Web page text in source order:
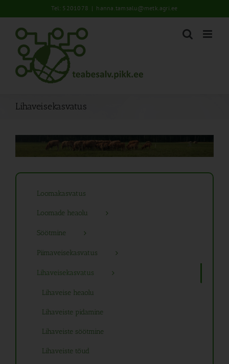
to
content
Tel: 5201078 | hanna.tamsalu@metk.agri.ee
Lihaveisekasvatus
Loomakasvatus
Loomade heaolu
Söötmine
Piimaveisekasvatus
Lihaveisekasvatus
Lihaveise heaolu
Lihaveiste pidamine
Lihaveiste söötmine
Lihaveiste tõud